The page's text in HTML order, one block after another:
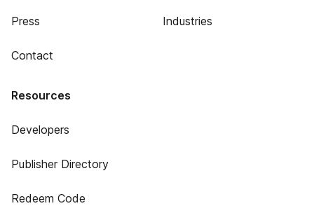
Press
Contact
Industries
Resources
Developers
Publisher Directory
Redeem Code